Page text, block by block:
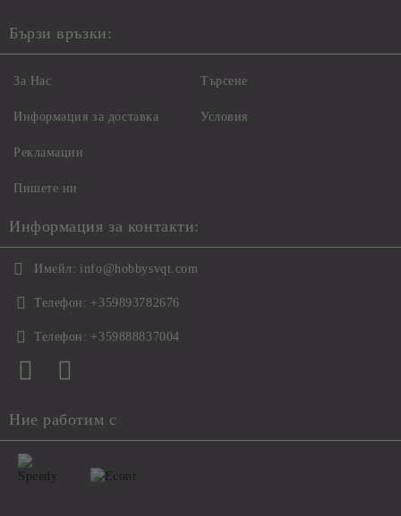
Бързи връзки:
За Нас
Информация за доставка
Рекламации
Пишете ни
Търсене
Условия
Информация за контакти:
Имейл: info@hobbysvqt.com
Телефон: +359893782676
Телефон: +359888837004
Ние работим с